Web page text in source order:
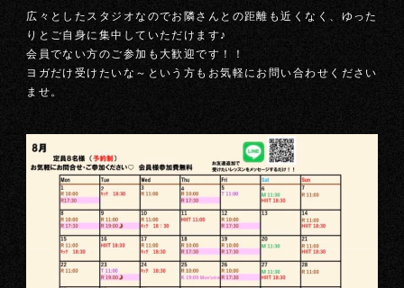
広々としたスタジオなのでお隣さんとの距離も近くなく、ゆった
りとご自身に集中していただけます♪
会員でない方のご参加も大歓迎です！！
ヨガだけ受けたいな～という方もお気軽にお問い合わせください
ませ。